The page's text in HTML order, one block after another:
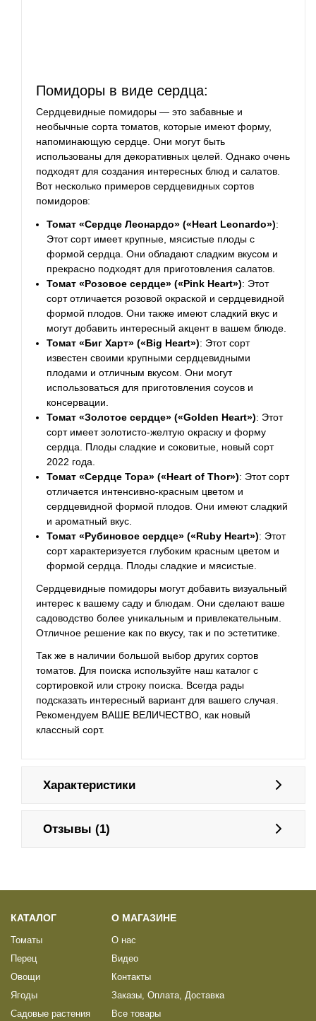
Помидоры в виде сердца:
Сердцевидные помидоры — это забавные и
необычные сорта томатов, которые имеют форму,
напоминающую сердце. Они могут быть
использованы для декоративных целей. Однако очень
подходят для создания интересных блюд и салатов.
Вот несколько примеров сердцевидных сортов
помидоров:
Томат «Сердце Леонардо» («Heart Leonardo»):
Этот сорт имеет крупные, мясистые плоды с
формой сердца. Они обладают сладким вкусом и
прекрасно подходят для приготовления салатов.
Томат «Розовое сердце» («Pink Heart»): Этот
сорт отличается розовой окраской и сердцевидной
формой плодов. Они также имеют сладкий вкус и
могут добавить интересный акцент в вашем блюде.
Томат «Биг Харт» («Big Heart»): Этот сорт
известен своими крупными сердцевидными
плодами и отличным вкусом. Они могут
использоваться для приготовления соусов и
консервации.
Томат «Золотое сердце» («Golden Heart»): Этот
сорт имеет золотисто-желтую окраску и форму
сердца. Плоды сладкие и соковитые, новый сорт
2022 года.
Томат «Сердце Тора» («Heart of Thor»): Этот сорт
отличается интенсивно-красным цветом и
сердцевидной формой плодов. Они имеют сладкий
и ароматный вкус.
Томат «Рубиновое сердце» («Ruby Heart»): Этот
сорт характеризуется глубоким красным цветом и
формой сердца. Плоды сладкие и мясистые.
Сердцевидные помидоры могут добавить визуальный
интерес к вашему саду и блюдам. Они сделают ваше
садоводство более уникальным и привлекательным.
Отличное решение как по вкусу, так и по эстетитике.
Так же в наличии большой выбор других сортов
томатов. Для поиска используйте наш каталог с
сортировкой или строку поиска. Всегда рады
подсказать интересный вариант для вашего случая.
Рекомендуем ВАШЕ ВЕЛИЧЕСТВО, как новый
классный сорт.
Характеристики
Отзывы (1)
КАТАЛОГ
Томаты
Перец
Овощи
Ягоды
Садовые растения
О МАГАЗИНЕ
О нас
Видео
Контакты
Заказы, Оплата, Доставка
Все товары